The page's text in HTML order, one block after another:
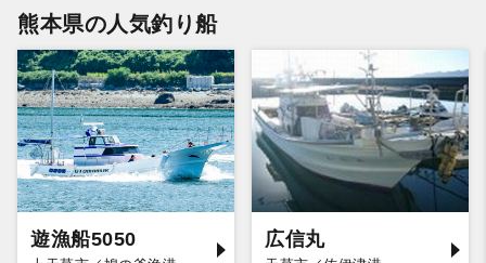
熊本県の人気釣り船
遊漁船5050 広信丸